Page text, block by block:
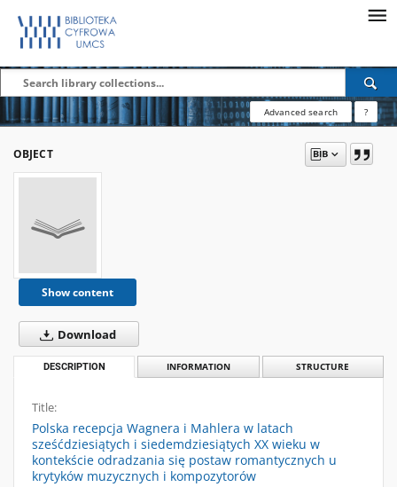
Advanced search ?
OBJECT
Show content
Download
DESCRIPTION INFORMATION STRUCTURE
Title:
Polska recepcja Wagnera i Mahlera w latach
sześćdziesiątych i siedemdziesiątych XX wieku w
kontekście odradzania się postaw romantycznych u
krytyków muzycznych i kompozytorów